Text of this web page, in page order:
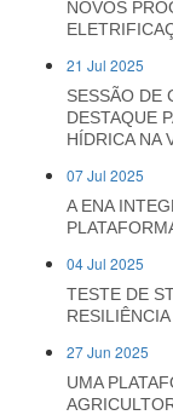
NOVOS
21 Jul 2025
SESSÃO DE
DESTAQUE
HÍDRICA NA
07 Jul 2025
A ENA
04 Jul 2025
TESTE DE
27 Jun 2025
UMA